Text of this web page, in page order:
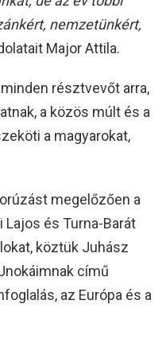
nemzetünkért,
Major Attila.
résztvevőt arra,
a közös múlt és a
a magyarokat,
megelőzően a
Lajos és Turna-Barát
köztük Juhász
című
az Európa és a